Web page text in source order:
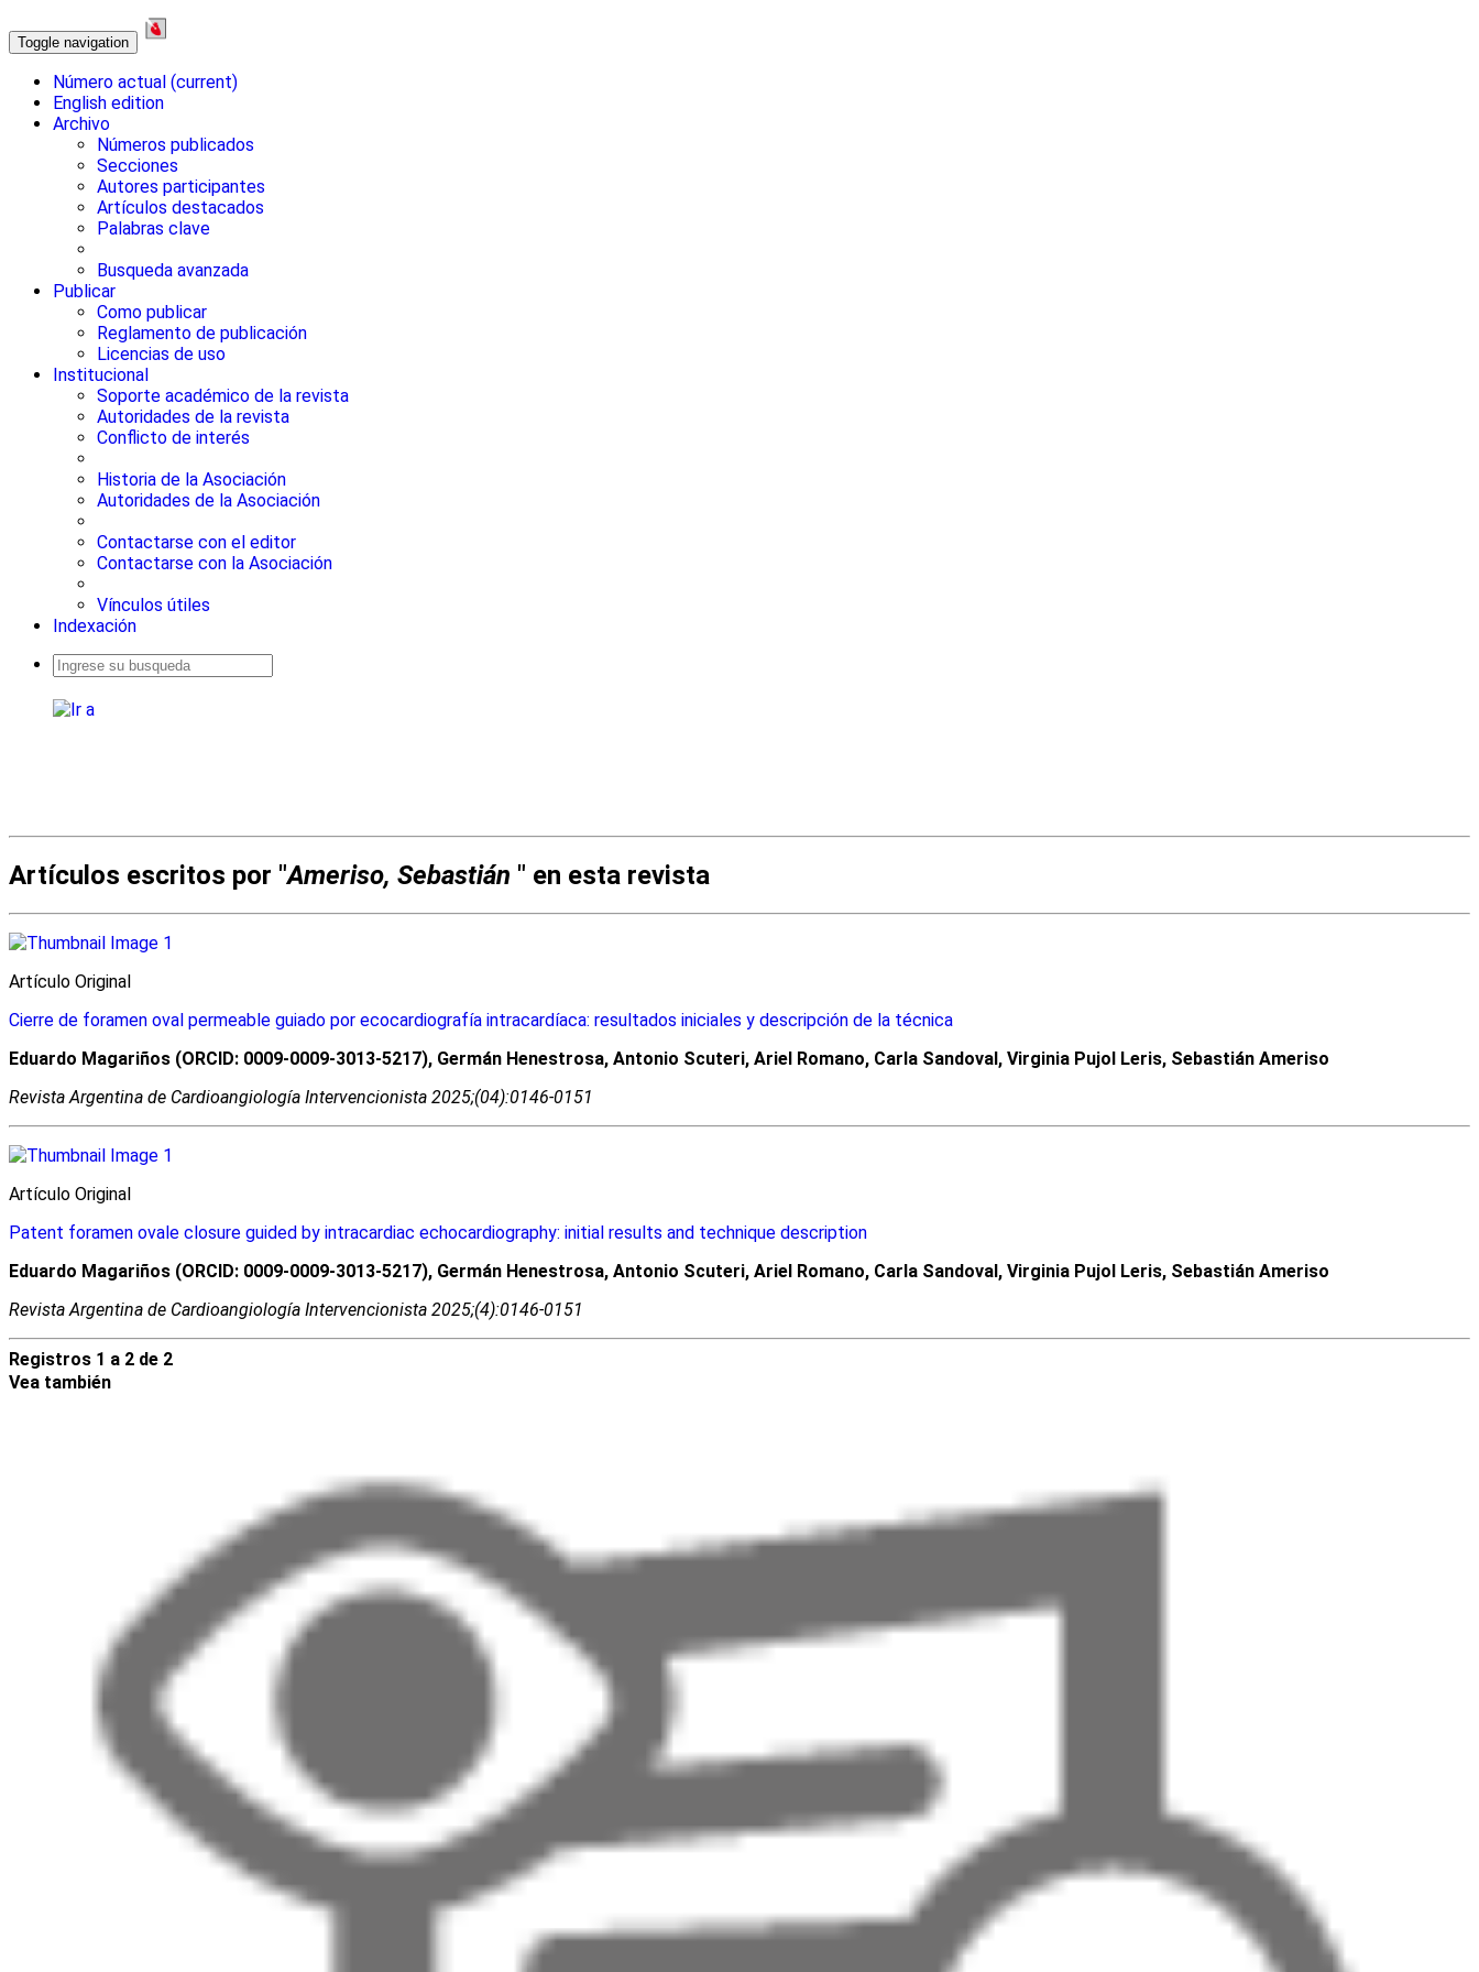
Toggle navigation
Número actual (current)
English edition
Archivo
Números publicados
Secciones
Autores participantes
Artículos destacados
Palabras clave
Busqueda avanzada
Publicar
Como publicar
Reglamento de publicación
Licencias de uso
Institucional
Soporte académico de la revista
Autoridades de la revista
Conflicto de interés
Historia de la Asociación
Autoridades de la Asociación
Contactarse con el editor
Contactarse con la Asociación
Vínculos útiles
Indexación
Artículos escritos por "Ameriso, Sebastián " en esta revista
Artí­culo Original
Cierre de foramen oval permeable guiado por ecocardiografía intracardíaca: resultados iniciales y descripción de la técnica
Eduardo Magariños (ORCID: 0009-0009-3013-5217), Germán Henestrosa, Antonio Scuteri, Ariel Romano, Carla Sandoval, Virginia Pujol Leris, Sebastián Ameriso
Revista Argentina de Cardioangiologí­a Intervencionista 2025;(04):0146-0151
Artí­culo Original
Patent foramen ovale closure guided by intracardiac echocardiography: initial results and technique description
Eduardo Magariños (ORCID: 0009-0009-3013-5217), Germán Henestrosa, Antonio Scuteri, Ariel Romano, Carla Sandoval, Virginia Pujol Leris, Sebastián Ameriso
Revista Argentina de Cardioangiologí­a Intervencionista 2025;(4):0146-0151
Registros 1 a 2 de 2
Vea también